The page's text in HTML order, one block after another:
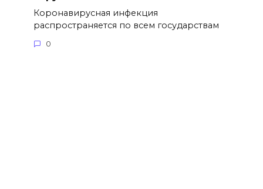
Коронавирусная инфекция
распространяется по всем государствам
0